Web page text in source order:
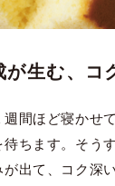
が生む、コ
間ほど寝かせ
待ちます。そう
出て、コク深